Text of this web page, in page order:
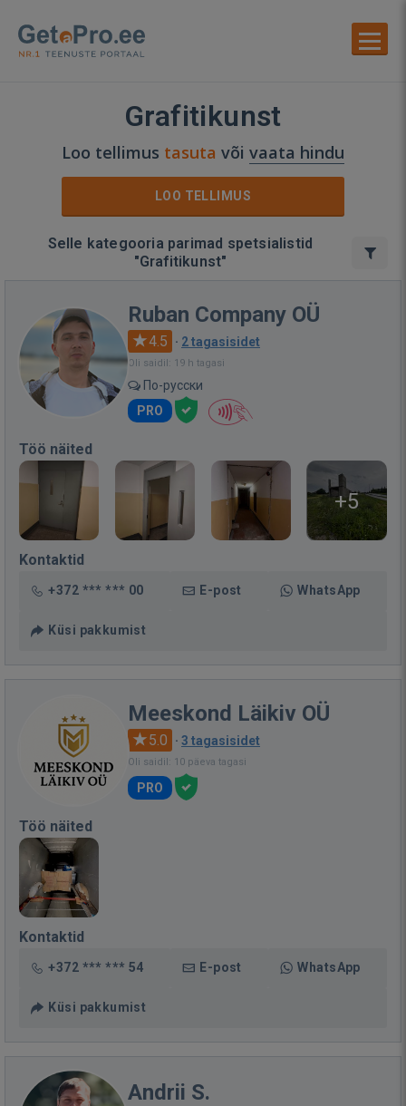
Grafitikunst
Loo tellimus tasuta või vaata hindu
LOO TELLIMUS
Selle kategooria parimad spetsialistid
"Grafitikunst"
Ruban Company OÜ
4.5 · 2 tagasisidet
Oli saidil: 19 h tagasi
По-русски
PRO
Töö näited
+5
Kontaktid
+372 *** *** 00 E-post WhatsApp
Küsi pakkumist
Meeskond Läikiv OÜ
5.0 · 3 tagasisidet
Oli saidil: 10 päeva tagasi
PRO
Töö näited
Kontaktid
+372 *** *** 54 E-post WhatsApp
Küsi pakkumist
Andrii S.